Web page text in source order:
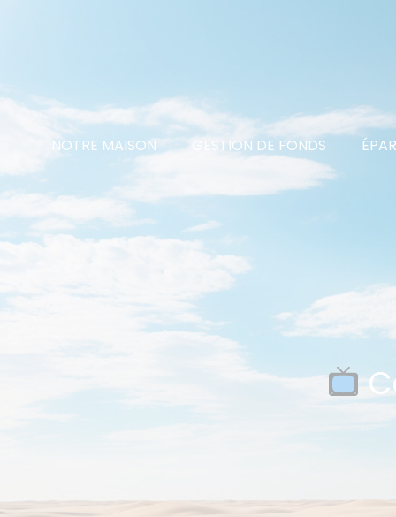
NOTRE MAISON GESTION DE FONDS